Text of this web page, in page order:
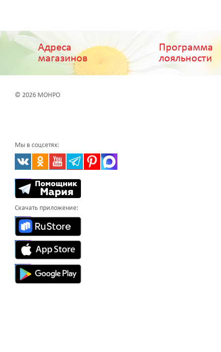
Адреса
магазинов
Программа
лояльности
© 2026 МОНРО
Мы в соцсетях:
Скачать приложение: